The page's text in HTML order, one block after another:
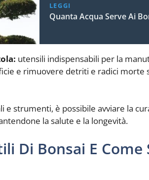
LEGGI
Quanta Acqua Serve Ai
utensili indispensabili per la
e rimuovere detriti e radici morte
e strumenti, è possibile avviare la
la salute e la longevità.
Di Bonsai E